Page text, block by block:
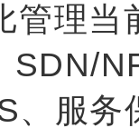
管理当
、服务